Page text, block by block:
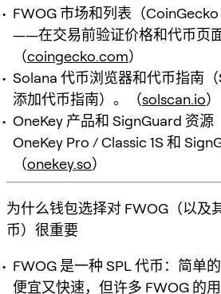
FWOG 市场和列表（
——在交易前验证价格和代币页面
（coingecko.com）
Solana 代币浏览器和代币指南
添加代币指南）。（solscan.io）
OneKey 产品和 SignGuard 资源
OneKey Pro / Classic 1S 和
（onekey.so）
为什么钱包选择对 FWOG（以及
币）很重要
FWOG 是一种 SPL 代币：简单
便宜又快速，但许多 FWOG 的